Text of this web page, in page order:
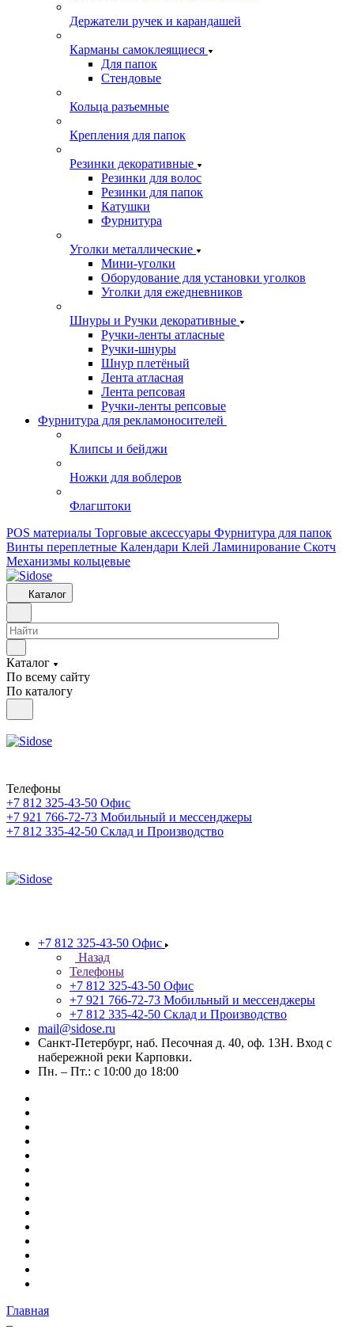
Держатели ручек и карандашей
Карманы самоклеящиеся
Для папок
Стендовые
Кольца разъемные
Крепления для папок
Резинки декоративные
Резинки для волос
Резинки для папок
Катушки
Фурнитура
Уголки металлические
Мини-уголки
Оборудование для установки уголков
Уголки для ежедневников
Шнуры и Ручки декоративные
Ручки-ленты атласные
Ручки-шнуры
Шнур плетёный
Лента атласная
Лента репсовая
Ручки-ленты репсовые
Фурнитура для рекламоносителей
Клипсы и бeйджи
Ножки для воблеров
Флагштоки
POS материалы Торговые аксессуары Фурнитура для папок
Винты переплетные Календари Клей Ламинирование Скотч
Механизмы кольцевые
Каталог
Каталог
По всему сайту
По каталогу
Телефоны
+7 812 325-43-50 Офис
+7 921 766-72-73 Мобильный и мессенджеры
+7 812 335-42-50 Склад и Производство
+7 812 325-43-50 Офис
Назад
Телефоны
+7 812 325-43-50 Офис
+7 921 766-72-73 Мобильный и мессенджеры
+7 812 335-42-50 Склад и Производство
mail@sidose.ru
Санкт-Петербург, наб. Песочная д. 40, оф. 13Н. Вход с
набережной реки Карповки.
Пн. – Пт.: с 10:00 до 18:00
Главная
–